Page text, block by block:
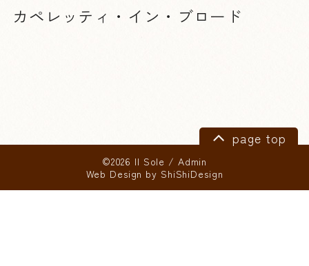
カペレッティ・イン・ブロード
page top
©2026 Il Sole / Admin
Web Design by ShiShiDesign